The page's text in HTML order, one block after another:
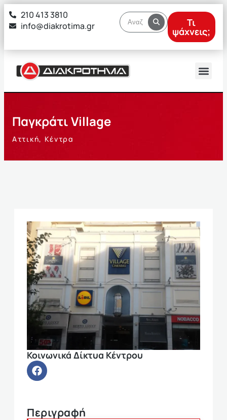
στο
περιεχόμενο
210 413 3810
info@diakrotima.gr
Τι
ψάχνεις;
Παγκράτι Village
Αττική, Κέντρα
Κοινωνικά Δίκτυα Κέντρου
Περιγραφή